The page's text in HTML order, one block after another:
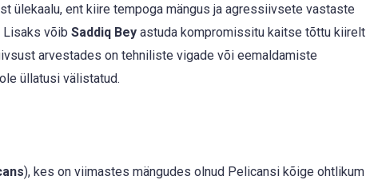
ülekaalu, ent kiire tempoga mängus ja agressiivsete vastaste
Lisaks võib Saddiq Bey astuda kompromissitu kaitse tõttu kiirelt
arvestades on tehniliste vigade või eemaldamiste
üllatusi välistatud.
), kes on viimastes mängudes olnud Pelicansi kõige ohtlikum